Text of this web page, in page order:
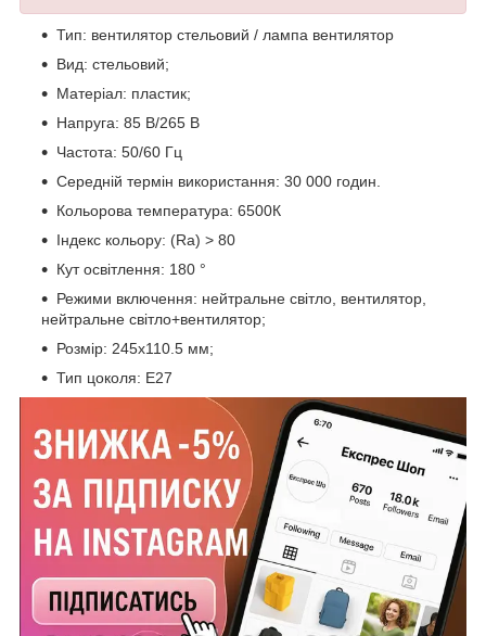
Тип: вентилятор стельовий / лампа вентилятор
Вид: стельовий;
Матеріал: пластик;
Напруга: 85 В/265 В
Частота: 50/60 Гц
Середній термін використання: 30 000 годин.
Кольорова температура: 6500К
Індекс кольору: (Ra) > 80
Кут освітлення: 180 °
Режими включення: нейтральне світло, вентилятор,
нейтральне світло+вентилятор;
Розмір: 245х110.5 мм;
Тип цоколя: Е27